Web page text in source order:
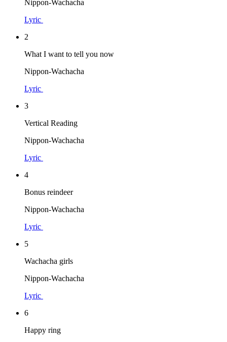
Nippon-Wachacha
Lyric
2
What I want to tell you now
Nippon-Wachacha
Lyric
3
Vertical Reading
Nippon-Wachacha
Lyric
4
Bonus reindeer
Nippon-Wachacha
Lyric
5
Wachacha girls
Nippon-Wachacha
Lyric
6
Happy ring